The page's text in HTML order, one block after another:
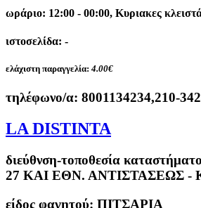
ωράριο: 12:00 - 00:00, Κυριακες
ιστοσελίδα: -
ελάχιστη παραγγελία: 4.00€
τηλέφωνο/α: 8001134234,210-
LA DISTINTA
διεύθνση-τοποθεσία
27 ΚΑΙ ΕΘΝ. ΑΝΤΙΣΤΑΣΕΩΣ -
είδος φαγητού: ΠΙΤΣΑΡΙΑ